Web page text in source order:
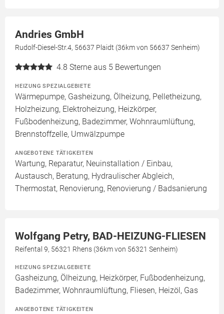
Andries GmbH
Rudolf-Diesel-Str.4, 56637 Plaidt (36km von 56637 Senheim)
4.8 Sterne aus 5 Bewertungen
HEIZUNG SPEZIALGEBIETE
Wärmepumpe, Gasheizung, Ölheizung, Pelletheizung,
Holzheizung, Elektroheizung, Heizkörper,
Fußbodenheizung, Badezimmer, Wohnraumlüftung,
Brennstoffzelle, Umwälzpumpe
ANGEBOTENE TÄTIGKEITEN
Wartung, Reparatur, Neuinstallation / Einbau,
Austausch, Beratung, Hydraulischer Abgleich,
Thermostat, Renovierung, Renovierung / Badsanierung
Wolfgang Petry, BAD-HEIZUNG-FLIESEN
Reifental 9, 56321 Rhens (36km von 56321 Senheim)
HEIZUNG SPEZIALGEBIETE
Gasheizung, Ölheizung, Heizkörper, Fußbodenheizung,
Badezimmer, Wohnraumlüftung, Fliesen, Heizöl, Gas
ANGEBOTENE TÄTIGKEITEN